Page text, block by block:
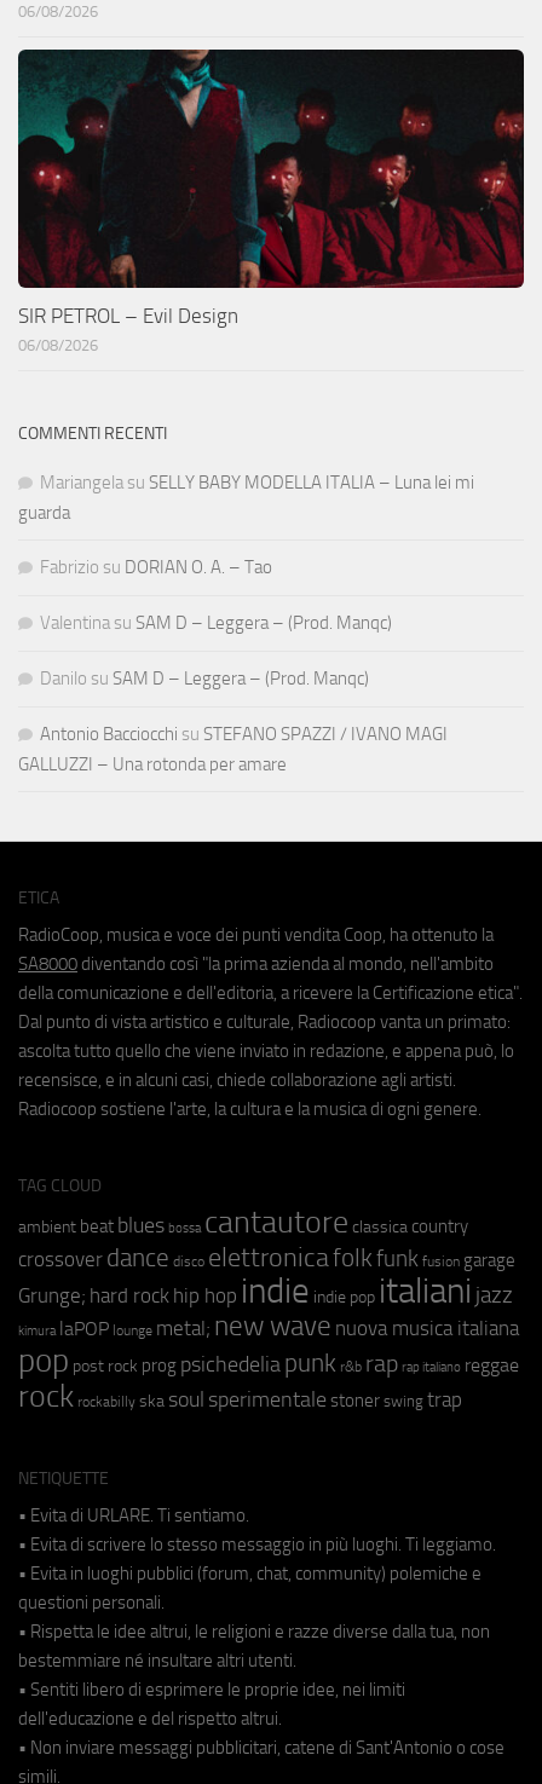
06/08/2026
SIR PETROL – Evil Design
06/08/2026
COMMENTI RECENTI
Mariangela su SELLY BABY MODELLA ITALIA – Luna lei mi
guarda
Fabrizio su DORIAN O. A. – Tao
Valentina su SAM D – Leggera – (Prod. Manqc)
Danilo su SAM D – Leggera – (Prod. Manqc)
Antonio Bacciocchi su STEFANO SPAZZI / IVANO MAGI
GALLUZZI – Una rotonda per amare
ETICA
RadioCoop, musica e voce dei punti vendita Coop, ha ottenuto la
SA8000 diventando così "la prima azienda al mondo, nell'ambito
della comunicazione e dell'editoria, a ricevere la Certificazione etica".
Dal punto di vista artistico e culturale, Radiocoop vanta un primato:
ascolta tutto quello che viene inviato in redazione, e appena può, lo
recensisce, e in alcuni casi, chiede collaborazione agli artisti.
Radiocoop sostiene l'arte, la cultura e la musica di ogni genere.
TAG CLOUD
ambient beat blues bossa cantautore classica country
crossover dance disco elettronicafolkfunk fusion garage
Grunge; hard rock hip hop indie indie pop italiani jazz
kimura laPOP lounge metal; new wave nuova musica italiana
pop post rock prog psichedeliapunk r&b rap rap italiano reggae
rock rockabilly ska soul sperimentale stoner swing trap
NETIQUETTE
• Evita di URLARE. Ti sentiamo.
• Evita di scrivere lo stesso messaggio in più luoghi. Ti leggiamo.
• Evita in luoghi pubblici (forum, chat, community) polemiche e
questioni personali.
• Rispetta le idee altrui, le religioni e razze diverse dalla tua, non
bestemmiare né insultare altri utenti.
• Sentiti libero di esprimere le proprie idee, nei limiti
dell'educazione e del rispetto altrui.
• Non inviare messaggi pubblicitari, catene di Sant'Antonio o cose
simili.